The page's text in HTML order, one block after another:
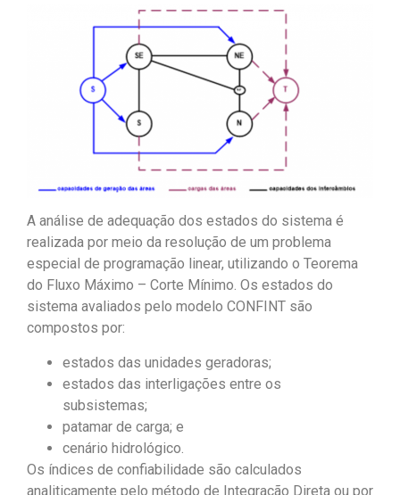
A análise de adequação dos estados do sistema é
realizada por meio da resolução de um problema
especial de programação linear, utilizando o Teorema
do Fluxo Máximo – Corte Mínimo. Os estados do
sistema avaliados pelo modelo CONFINT são
compostos por:
estados das unidades geradoras;
estados das interligações entre os
subsistemas;
patamar de carga; e
cenário hidrológico.
Os índices de confiabilidade são calculados
analiticamente pelo método de Integração Direta ou por